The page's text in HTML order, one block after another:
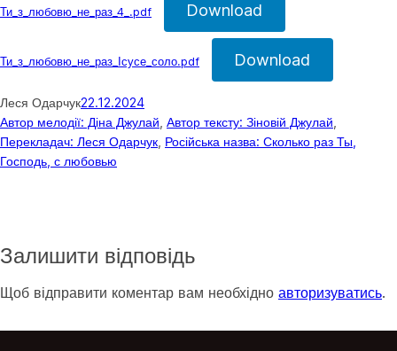
Ти_з_любовю_не_раз_4_.pdf Download
Ти_з_любовю_не_раз_Ісусе_соло.pdf Download
Леся Одарчук22.12.2024
Автор мелодії: Діна Джулай Автор тексту: Зіновій Джулай
Перекладач: Леся Одарчук Російська назва: Сколько раз Ты,
Господь, с любовью
Залишити відповідь
Щоб відправити коментар вам необхідно авторизуватись.